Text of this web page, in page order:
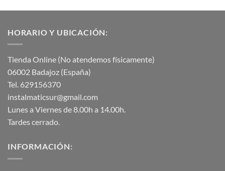
HORARIO Y UBICACIÓN:
Tienda Online (No atendemos físicamente)
06002 Badajoz (España)
Tel. 629156370
instalmaticsur@gmail.com
Lunes a Viernes de 8.00h a 14.00h.
Tardes cerrado.
INFORMACIÓN: